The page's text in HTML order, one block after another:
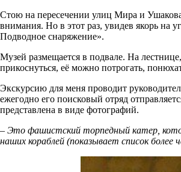
Стою на пересечении улиц Мира и
внимания. Но в этот раз, увидев якорь
Подводное снаряжение».
Музей размещается в подвале. На
прикоснуться, её можно потрогать,
Экскурсию для меня проводит
ежегодно его поисковый отряд
представлена в виде фотографий.
– Это фашистский торпедный катер,
наших кораблей (показывает список более